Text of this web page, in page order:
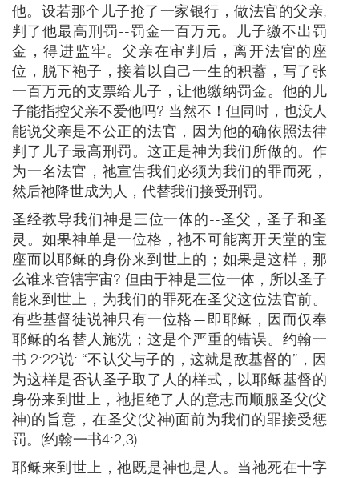
他。设若那个儿子抢了一家银行，做法官的父亲,
判了他最高刑罚--罚金一百万元。儿子缴不出罚
金，得进监牢。父亲在审判后，离开法官的座
位，脱下袍子，接着以自己一生的积蓄，写了张
一百万元的支票给儿子，让他缴纳罚金。他的儿
子能指控父亲不爱他吗? 当然不！但同时，也没人
能说父亲是不公正的法官，因为他的确依照法律
判了儿子最高刑罚。这正是神为我们所做的。作
为一名法官，祂宣告我们必须为我们的罪而死，
然后祂降世成为人，代替我们接受刑罚。
圣经教导我们神是三位一体的--圣父，圣子和圣
灵。如果神单是一位格，祂不可能离开天堂的宝
座而以耶稣的身份来到世上的；如果是这样，那
么谁来管辖宇宙? 但由于神是三位一体，所以圣子
能来到世上，为我们的罪死在圣父这位法官前。
有些基督徒说神只有一位格—即耶稣，因而仅奉
耶稣的名替人施洗；这是个严重的错误。约翰一
书 2:22说: “不认父与子的，这就是敌基督的”，因
为这样是否认圣子取了人的样式，以耶稣基督的
身份来到世上，祂拒绝了人的意志而顺服圣父(父
神)的旨意，在圣父(父神)面前为我们的罪接受惩
罚。(约翰一书4:2,3)
耶稣来到世上，祂既是神也是人。当祂死在十字